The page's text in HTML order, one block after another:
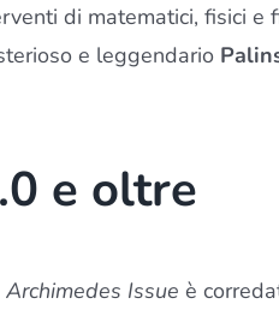
di matematici, fisici e
e leggendario
e oltre
Archimedes Issue è